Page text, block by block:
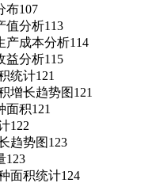
布107
值分析113
产成本分析114
益分析115
统计121
增长趋势图121
面积121
122
趋势图123
123
面积统计124